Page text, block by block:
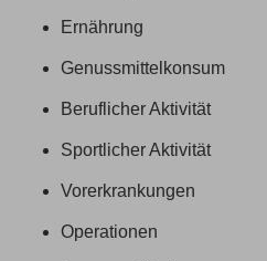
Ernährung
Genussmittelkonsum
Beruflicher Aktivität
Sportlicher Aktivität
Vorerkrankungen
Operationen